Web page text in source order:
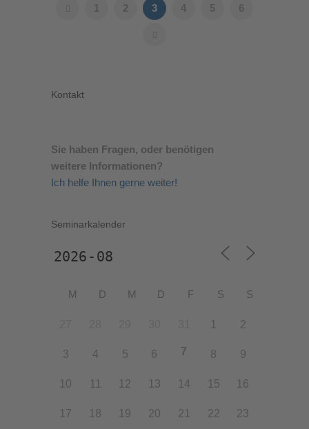
1 2 3 4 5 6
Kontakt
Sie haben Fragen, oder benötigen
weitere Informationen?
Ich helfe Ihnen gerne weiter!
Seminarkalender
M D M D F S S
1 2
3 4 5 6 7 8 9
10 11 12 13 14 15 16
17 18 19 20 21 22 23